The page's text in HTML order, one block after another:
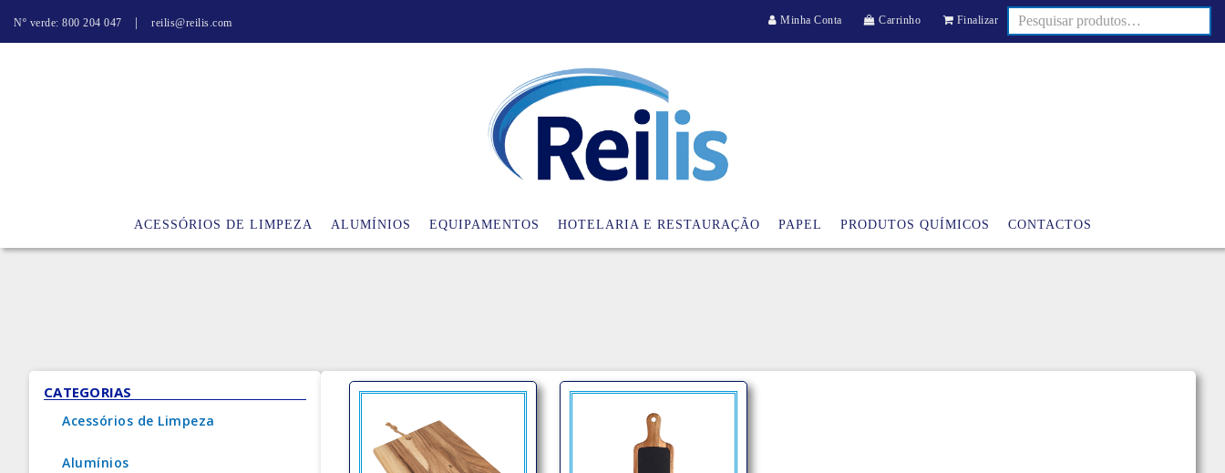
Nº verde: 800 204 047 reilis@reilis.com Minha Conta Carrinho Finalizar
ACESSÓRIOS DE LIMPEZA ALUMÍNIOS EQUIPAMENTOS HOTELARIA E RESTAURAÇÃO PAPEL PRODUTOS QUÍMICOS CONTACTOS
CATEGORIAS
Acessórios de Limpeza
Alumínios